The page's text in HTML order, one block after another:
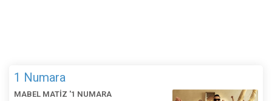
1 Numara
MABEL MATİZ '1 NUMARA